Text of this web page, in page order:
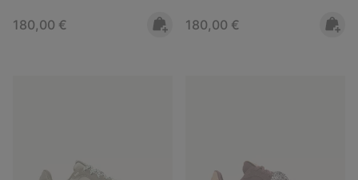
Regular price:
180,00 € Regular price:
180,00 €